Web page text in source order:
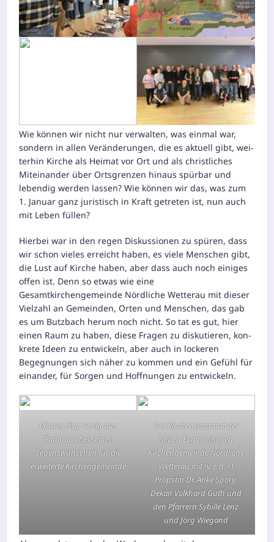
Wie kön­nen wir nicht nur ver­wal­ten, was ein­mal war,
son­dern in allen Veränderungen, die es aktu­ell gibt, wei­
ter­hin Kirche als Heimat vor Ort und als christ­li­ches
Miteinander über Ortsgrenzen hin­aus spür­bar und
leben­dig wer­den las­sen? Wie kön­nen wir das, was zum
1. Januar ganz juris­tisch in Kraft getre­ten ist, nun auch
mit Leben füllen?
Hierbei war in den regen Diskussionen zu spü­ren, dass
wir schon vie­les erreicht haben, es vie­le Menschen gibt,
die Lust auf Kirche haben, aber dass auch noch eini­ges
offen ist. Denn so etwas wie eine
Gesamtkirchengemeinde Nördliche Wetterau mit die­ser
Vielzahl an Gemeinden, Orten und Menschen, das gab
es um Butzbach her­um noch nicht. So tat es gut, hier
einen Raum zu haben, die­se Fragen zu dis­ku­tie­ren, kon­
kre­te Ideen zu ent­wi­ckeln, aber auch in locke­ren
Begegnungen sich näher zu kom­men und ein Gefühl für
ein­an­der, für Sorgen und Hoffnungen zu entwickeln.
Pfarrer Jörg Liebig aus
Gambach bei sei­nen
Segenswünschen für die
erwei­ter­te Kirchengemeinde
Der Kirchenvorstand der
neu­en Evangelischen
Kirchengemeinde Nördliche
Wetterau mit (v. r. n. l.)
Pröpstin Dr. Anke Spory,
Dekan Volkhard Guth und
den Pfarrern Sybille Lenz
und Jörg Wiegand